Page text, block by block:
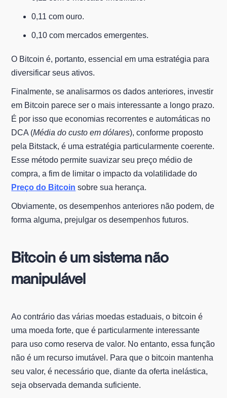
0,11 com ouro.
0,10 com mercados emergentes.
O Bitcoin é, portanto, essencial em uma estratégia para
diversificar seus ativos.
Finalmente, se analisarmos os dados anteriores, investir
em Bitcoin parece ser o mais interessante a longo prazo.
É por isso que economias recorrentes e automáticas no
DCA (Média do custo em dólares), conforme proposto
pela Bitstack, é uma estratégia particularmente coerente.
Esse método permite suavizar seu preço médio de
compra, a fim de limitar o impacto da volatilidade do
Preço do Bitcoin sobre sua herança.
Obviamente, os desempenhos anteriores não podem, de
forma alguma, prejulgar os desempenhos futuros.
Bitcoin é um sistema não
manipulável
Ao contrário das várias moedas estaduais, o bitcoin é
uma moeda forte, que é particularmente interessante
para uso como reserva de valor. No entanto, essa função
não é um recurso imutável. Para que o bitcoin mantenha
seu valor, é necessário que, diante da oferta inelástica,
seja observada demanda suficiente.